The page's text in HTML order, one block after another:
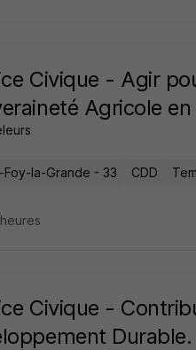
Civique - Agir
Agricole
Foy-la-Grande - 33 CDD
Civique -